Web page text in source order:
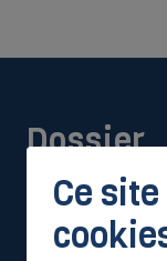
Dossier
Ce